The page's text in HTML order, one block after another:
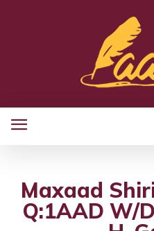
Maxaad
Q:1AAD W/